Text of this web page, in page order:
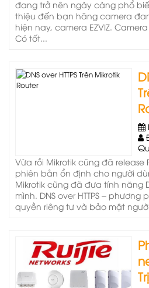
đang trở nên ngày càng phổ
thiệu đến bạn hãng camera
hiện nay, camera EZVIZ.
Có tốt...
Vừa rồi Mikrotik cũng đã release
phiên bản ổn định cho người
Mikrotik cũng đã đưa tính năng
mình. DNS over HTTPS –
quyền riêng tư và bảo mật